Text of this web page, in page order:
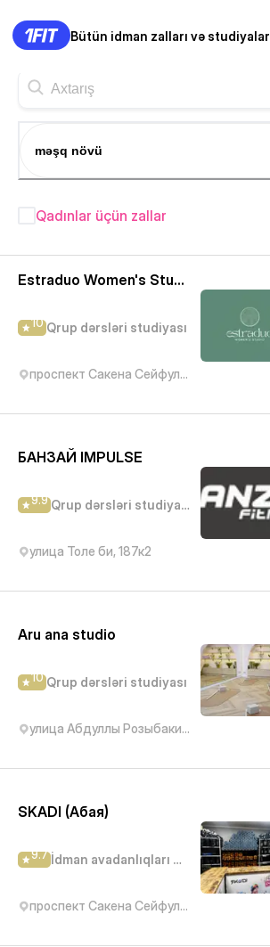
Bütün idman zalları və studiyalar
məşq növü
Qadınlar üçün zallar
Almatı fitness studiyaları
Estraduo Women's Studio
10 Qrup dərsləri studiyası
проспект Сакена Сейфуллина, 330
БАНЗАЙ IMPULSE
9.9 Qrup dərsləri studiyası
улица Толе би, 187к2
Aru ana studio
10 Qrup dərsləri studiyası
улица Абдуллы Розыбакиева, 320
SKADI (Абая)
9.7 İdman avadanlıqları mağazası
проспект Сакена Сейфуллина, 534